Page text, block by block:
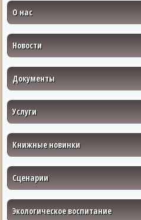
О нас
Новости
Документы
Услуги
Книжные новинки
Сценарии
Экологическое воспитание